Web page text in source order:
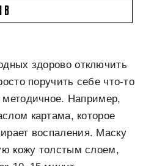
здорово отключить
поручить себе что-то
методичное. Например,
картама, которое
воспаления. Маску
кожу толстым слоем,